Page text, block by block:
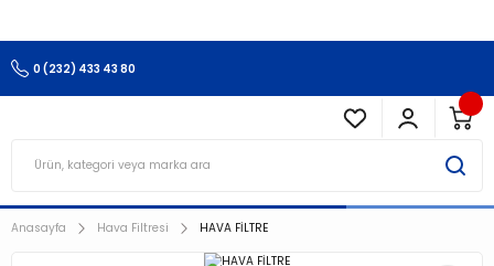
0 (232) 433 43 80
Anasayfa Hava Filtresi HAVA FİLTRE